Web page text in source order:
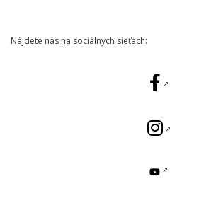
Nájdete nás na sociálnych sieťach: